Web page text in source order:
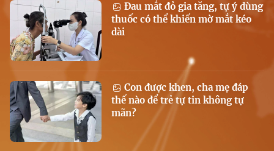
Đau mắt đỏ gia tăng, tự ý dùng
thuốc có thể khiến mờ mắt kéo
dài
Con được khen, cha mẹ đáp
thế nào để trẻ tự tin không tự
mãn?